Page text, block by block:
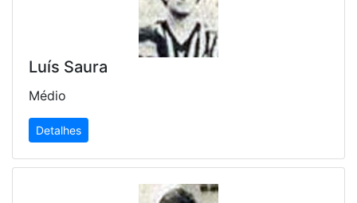
Luís Saura
Médio
Detalhes